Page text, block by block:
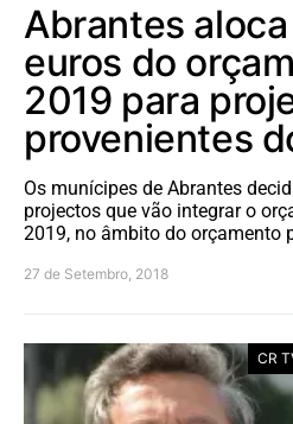
Abrantes
euros do
2019 para
provenientes
Os munícipes de Abrantes
projectos que vão integrar o
2019, no âmbito do orçamento
27 de Setembro, 2018
CR